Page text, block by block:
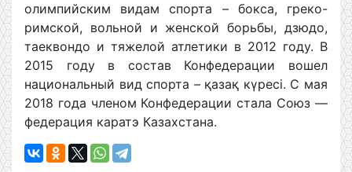
олимпийским видам спорта – бокса, греко-
римской, вольной и женской борьбы, дзюдо,
таеквондо и тяжелой атлетики в 2012 году. В
2015 году в состав Конфедерации вошел
национальный вид спорта – қазақ күресі. С мая
2018 года членом Конфедерации стала Союз —
федерация каратэ Казахстана.